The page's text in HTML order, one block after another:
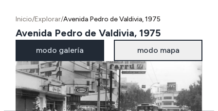
Inicio/Explorar/Avenida Pedro de Valdivia, 1975
Avenida Pedro de Valdivia, 1975
modo galería modo mapa